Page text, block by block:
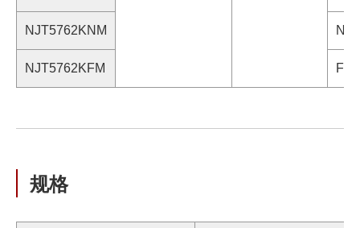
NJT5762KNM N
NJT5762KFM F
规格